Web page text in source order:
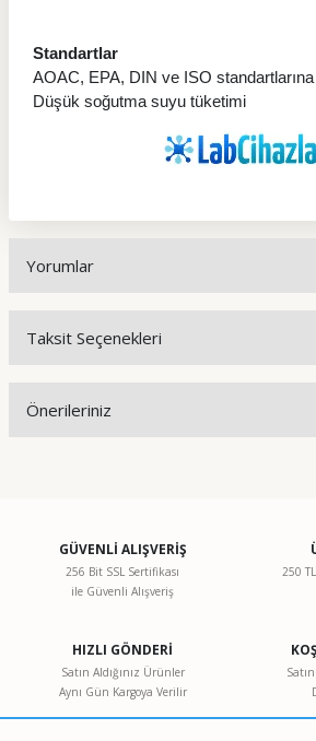
Standartlar
AOAC, EPA, DIN ve ISO
Düşük soğutma suyu tüketimi
Yorumlar
Taksit Seçenekleri
Önerileriniz
Görüş ve önerileriniz için teşekkür ederiz.
Ürün resmi kalitesiz, bozuk veya
Ürün bilgilerinde hatalar bulunuyor.
Ürün fiyatı diğer sitelerden daha pahalı.
GÜVENLİ ALIŞVERİŞ
256 Bit SSL Sertifikası
ile Güvenli Alışveriş
250
HIZLI GÖNDERİ
Satın Aldığınız Ürünler
Aynı Gün Kargoya Verilir